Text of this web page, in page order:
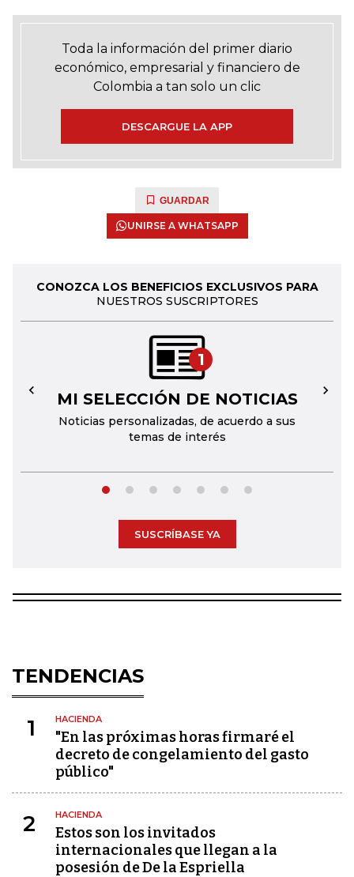
Toda la información del primer diario
económico, empresarial y financiero de
Colombia a tan solo un clic
DESCARGUE LA APP
GUARDAR
UNIRSE A WHATSAPP
CONOZCA LOS BENEFICIOS EXCLUSIVOS PARA
NUESTROS SUSCRIPTORES
1
MI SELECCIÓN DE NOTICIAS
Noticias personalizadas, de acuerdo a sus
temas de interés
← →
SUSCRÍBASE YA
TENDENCIAS
1 HACIENDA
"En las próximas horas firmaré el
decreto de congelamiento del gasto
público"
2 HACIENDA
Estos son los invitados
internacionales que llegan a la
posesión de De la Espriella